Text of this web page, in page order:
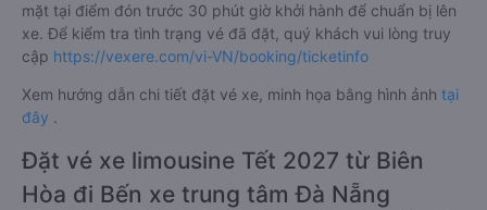
mặt tại điểm đón trước 30 phút giờ khởi hành để chuẩn bị lên
xe. Để kiểm tra tình trạng vé đã đặt, quý khách vui lòng truy
cập https://vexere.com/vi-VN/booking/ticketinfo
Xem hướng dẫn chi tiết đặt vé xe, minh họa bằng hình ảnh tại
đây .
Đặt vé xe limousine Tết 2027 từ Biên
Hòa đi Bến xe trung tâm Đà Nẵng